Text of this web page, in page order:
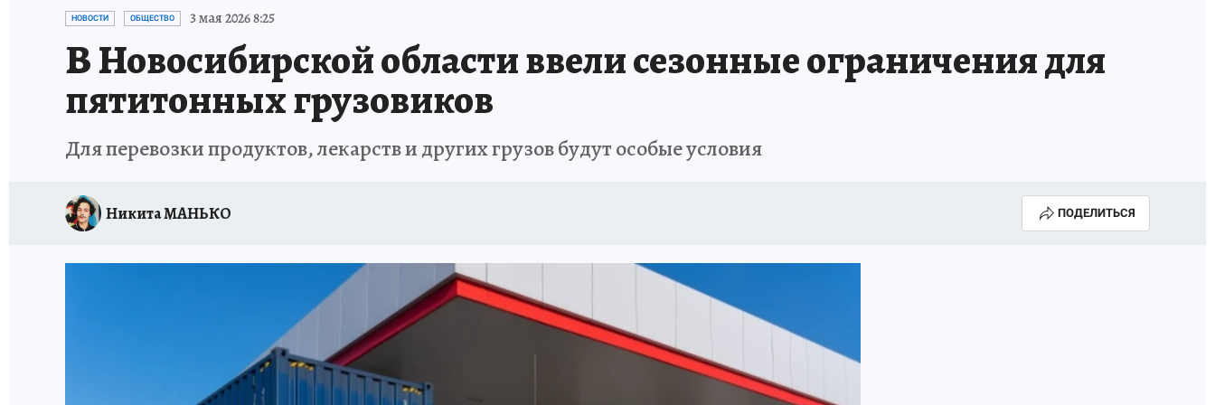
ОТДЫХ В РОССИИ
НОВОСТИ ОБЩЕСТВО 3 мая 2026 8:25
В Новосибирской области ввели сезонные ограничения для
пятитонных грузовиков
Для перевозки продуктов, лекарств и других грузов будут особые условия
Никита МАНЬКО ПОДЕЛИТЬСЯ